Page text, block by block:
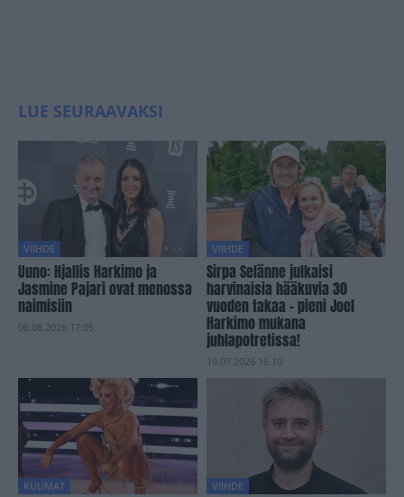
LUE SEURAAVAKSI
VIIHDE
Uuno: Hjallis Harkimo ja
Jasmine Pajari ovat menossa
naimisiin
06.08.2026 17.05
VIIHDE
Sirpa Selänne julkaisi
harvinaisia hääkuvia 30
vuoden takaa – pieni Joel
Harkimo mukana
juhlapotretissa!
19.07.2026 16.10
KUUMAT VIIHDE